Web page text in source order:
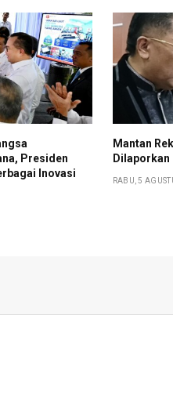
Presiden
Inovasi
Mantan
Dilaporkan
RABU, 5